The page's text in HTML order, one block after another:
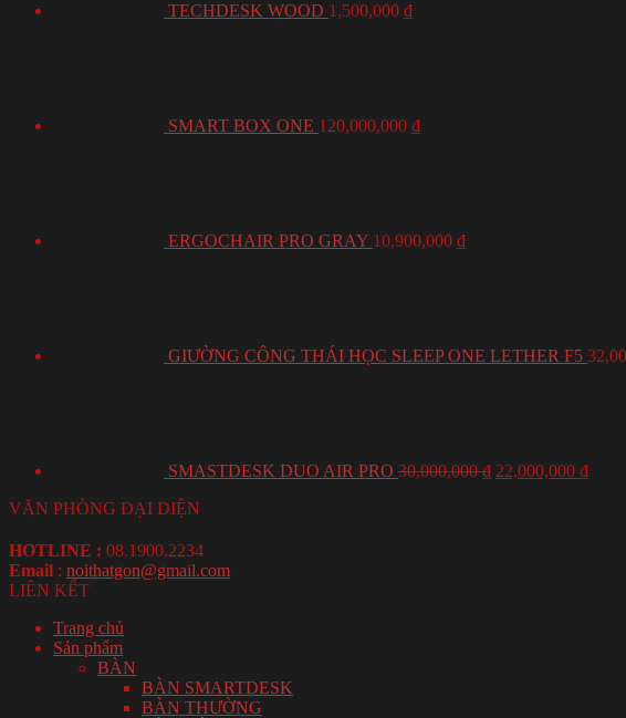
TECHDESK WOOD 1,500,000 ₫
SMART BOX ONE 120,000,000 ₫
ERGOCHAIR PRO GRAY 10,900,000 ₫
GIƯỜNG CÔNG THÁI HỌC SLEEP ONE LETHER F5
SMASTDESK DUO AIR PRO 30,000,000₫ 22,000,000 ₫
VĂN PHÒNG ĐẠI DIỆN
HOTLINE : 08.1900.2234
Email : noithatgon@gmail.com
LIÊN KẾT
Trang chủ
Sản phẩm
BÀN
BÀN SMARTDESK
BÀN THƯỜNG